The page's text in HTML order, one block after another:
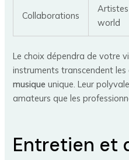
Collaborations
Artistes
world
Le choix dépendra de votre
instruments transcendent
musique unique. Leur
amateurs que les
Entretien et